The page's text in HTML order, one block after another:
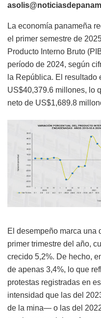
La economía panameña
el primer semestre de
Producto Interno Bruto
período de 2024, según
la República. El resultado
US$40,379.6 millones, lo
neto de US$1,689.8
El desempeño marca una
primer trimestre del año,
crecido 5,2%. De hecho,
de apenas 3,4%, lo que
protestas registradas en
intensidad que las del
de la mina— o las del